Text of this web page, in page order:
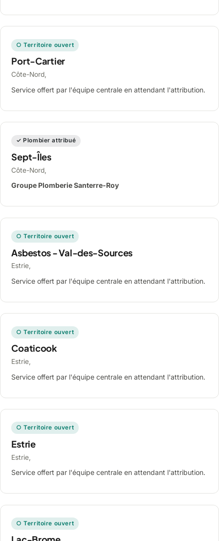
○ Territoire ouvert
Port-Cartier
Côte-Nord,
Service offert par l'équipe centrale en attendant l'attribution.
✓ Plombier attribué
Sept-Îles
Côte-Nord,
Groupe Plomberie Santerre-Roy
○ Territoire ouvert
Asbestos - Val-des-Sources
Estrie,
Service offert par l'équipe centrale en attendant l'attribution.
○ Territoire ouvert
Coaticook
Estrie,
Service offert par l'équipe centrale en attendant l'attribution.
○ Territoire ouvert
Estrie
Estrie,
Service offert par l'équipe centrale en attendant l'attribution.
○ Territoire ouvert